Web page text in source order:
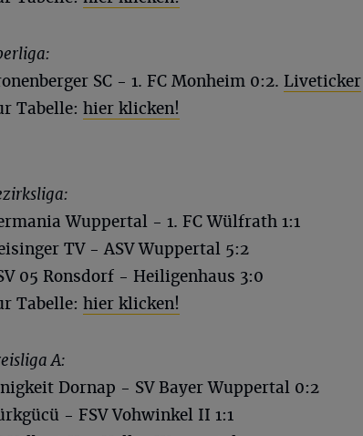
SC - 1. FC Monheim 0:2. Liveticker
Tabelle: hier klicken!
Wuppertal - 1. FC Wülfrath 1:1
TV - ASV Wuppertal 5:2
05 Ronsdorf - Heiligenhaus 3:0
Tabelle: hier klicken!
A:
Dornap - SV Bayer Wuppertal 0:2
- FSV Vohwinkel II 1:1